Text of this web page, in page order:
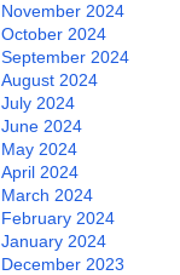
November 2024
October 2024
September 2024
August 2024
July 2024
June 2024
May 2024
April 2024
March 2024
February 2024
January 2024
December 2023